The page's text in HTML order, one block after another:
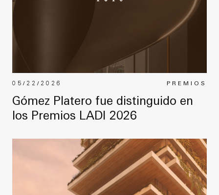
PREMIOS
05/22/2026
Gómez Platero fue distinguido en
los Premios LADI 2026